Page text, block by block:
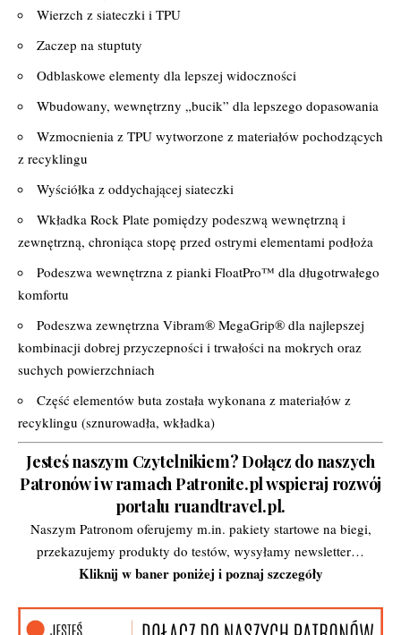
Wierzch z siateczki i TPU
Zaczep na stuptuty
Odblaskowe elementy dla lepszej widoczności
Wbudowany, wewnętrzny „bucik” dla lepszego dopasowania
Wzmocnienia z TPU wytworzone z materiałów pochodzących
z recyklingu
Wyściółka z oddychającej siateczki
Wkładka Rock Plate pomiędzy podeszwą wewnętrzną i
zewnętrzną, chroniąca stopę przed ostrymi elementami podłoża
Podeszwa wewnętrzna z pianki FloatPro™ dla długotrwałego
komfortu
Podeszwa zewnętrzna Vibram® MegaGrip® dla najlepszej
kombinacji dobrej przyczepności i trwałości na mokrych oraz
suchych powierzchniach
Część elementów buta została wykonana z materiałów z
recyklingu (sznurowadła, wkładka)
Jesteś naszym Czytelnikiem? Dołącz do naszych
Patronów i w ramach Patronite.pl wspieraj rozwój
portalu ruandtravel.pl.
Naszym Patronom oferujemy m.in. pakiety startowe na biegi,
przekazujemy produkty do testów, wysyłamy newsletter…
Kliknij w baner poniżej i poznaj szczegóły